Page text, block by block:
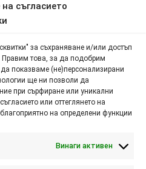
съгласието
за съхраняване и/или достъп
Правим това, за да подобрим
показваме (не)персонализирани
ще ни позволи да
при сърфиране или уникални
или оттеглянето на
на определени функции
Винаги активен